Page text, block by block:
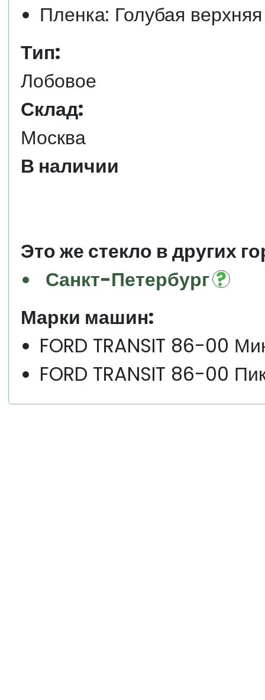
Пленка: Голубая
Тип:
Лобовое
Склад:
Москва
В наличии
Это же стекло в других
Санкт-Петербург
Марки машин:
FORD TRANSIT 86-00
FORD TRANSIT 86-00